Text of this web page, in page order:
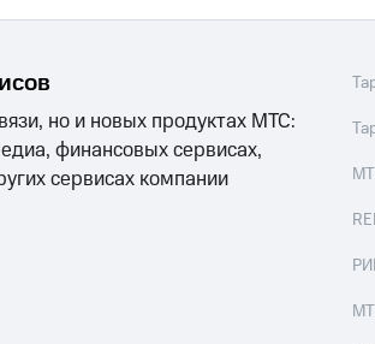
но и новых продуктах МТС:
финансовых сервисах,
сервисах компании